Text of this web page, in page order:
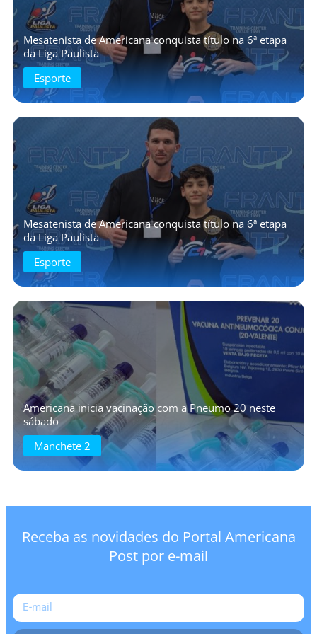
Mesatenista de Americana conquista título na 6ª etapa
da Liga Paulista
Esporte
Mesatenista de Americana conquista título na 6ª etapa
da Liga Paulista
Esporte
Americana inicia vacinação com a Pneumo 20 neste
sábado
Manchete 2
Receba as novidades do Portal Americana
Post por e-mail